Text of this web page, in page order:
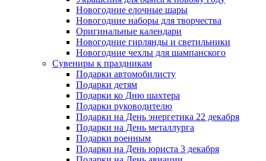
Новогодние елочные шары
Новогодние наборы для творчества
Оригинальные календари
Новогодние гирлянды и светильники
Новогодние чехлы для шампанского
Сувениры к праздникам
Подарки автомобилисту
Подарки детям
Подарки ко Дню шахтера
Подарки руководителю
Подарки на День энергетика 22 декабря
Подарки на День металлурга
Подарки военным
Подарки на День юриста 3 декабря